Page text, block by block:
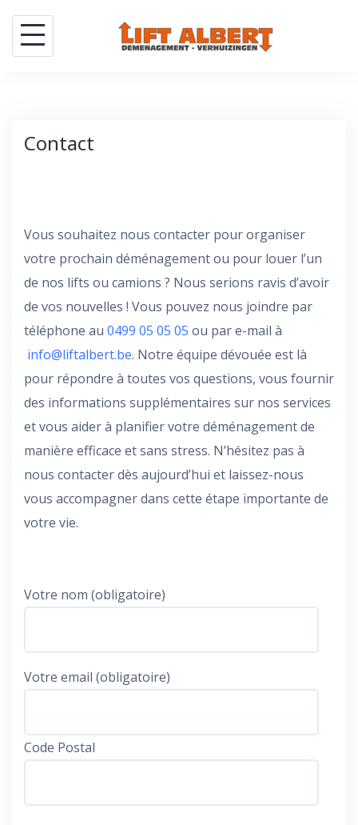
Skip
content
Contact
Vous souhaitez nous contacter pour organiser
votre prochain déménagement ou pour louer l’un
de nos lifts ou camions ? Nous serions ravis d’avoir
de vos nouvelles ! Vous pouvez nous joindre par
téléphone au 0499 05 05 05 ou par e-mail à
info@liftalbert.be. Notre équipe dévouée est là
pour répondre à toutes vos questions, vous fournir
des informations supplémentaires sur nos services
et vous aider à planifier votre déménagement de
manière efficace et sans stress. N’hésitez pas à
nous contacter dès aujourd’hui et laissez-nous
vous accompagner dans cette étape importante de
votre vie.
Votre nom (obligatoire)
Votre email (obligatoire)
Code Postal